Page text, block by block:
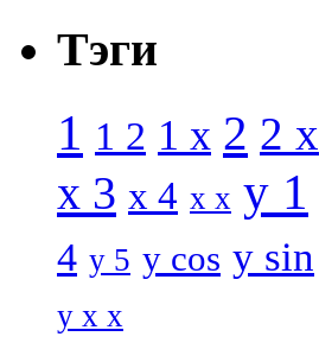
Тэги
1 1 2 1 x 2 2 x
x 3 x 4 x x y 1
4 y 5 y cos y sin
y x x